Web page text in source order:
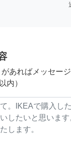
あればメッセー
内）